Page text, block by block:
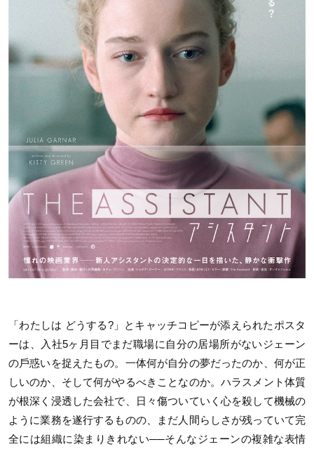
「わたしは どうする?」とキャッチコピーが添えられたポスタ
ーは、入社5ヶ月目でまだ職場に自分の居場所がないジェーン
の戶惑いを捉えたもの。一体何が自分の夢だったのか、何が正
しいのか、そして何がやるべきことなのか。ハラスメント体質
が根深く浸透した会社で、日々傷ついていく心を殺して機械の
ように業務を遂行するものの、まだ人間らしさが残っていて完
全には組織に染まりきれない──そんなジェーンの複雑な表情